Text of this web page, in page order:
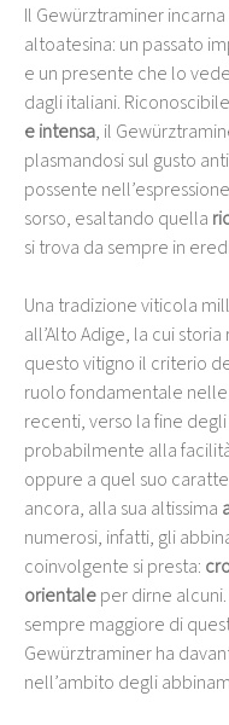
Il Gewürztraminer
altoatesina: un passato
e un presente che lo
dagli italiani.
e intensa, il
plasmandosi sul gusto
possente
sorso, esaltando quella
si trova da sempre in
Una tradizione viticola
all’Alto Adige, la cui
questo vitigno il criterio
ruolo fondamentale
recenti, verso la fine degli
probabilmente alla
oppure a quel suo
ancora, alla sua altissima
numerosi, infatti, gli
coinvolgente si presta:
orientaleper dirne
sempre maggiore di
Gewürztraminer ha
nell’ambito degli